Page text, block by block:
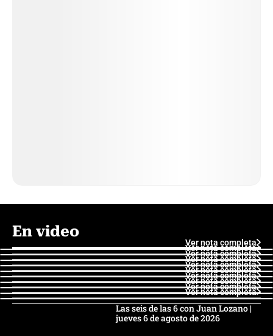
En video
Ver nota completa
Ver nota completa
Ver nota completa
Ver nota completa
Ver nota completa
Ver nota completa
Ver nota completa
Ver nota completa
Ver nota completa
Ver nota completa
Las seis de las 6 con Juan Lozano |
jueves 6 de agosto de 2026